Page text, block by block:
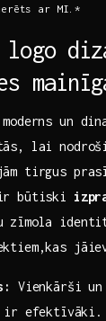
ar MI.*
logo
un
lai
tirgus
ir būtiski
zīmola
Vienkārši
ir efektīvāki.